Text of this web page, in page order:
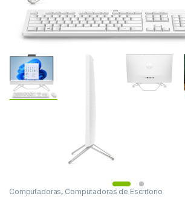
Computadoras, Computadoras de Escritorio